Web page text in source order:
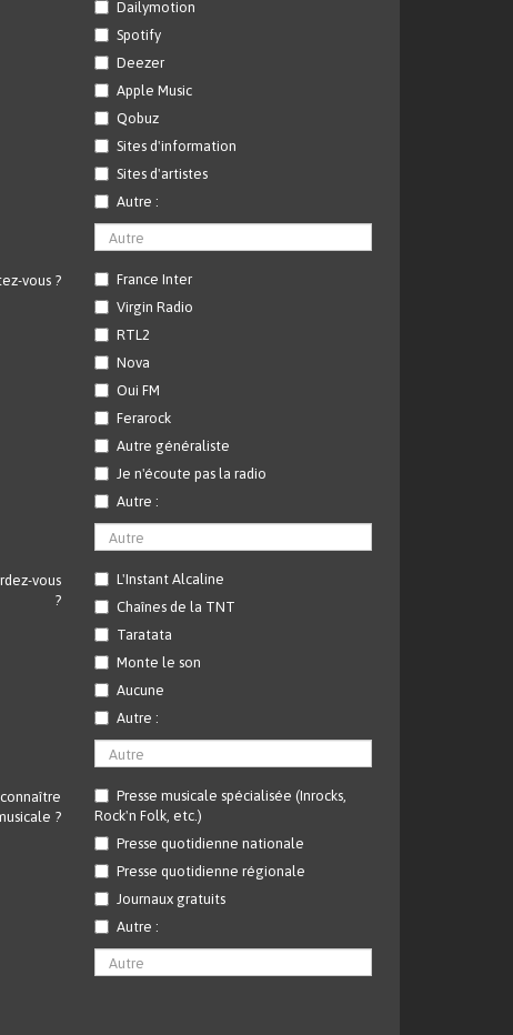
Dailymotion
Spotify
Deezer
Apple Music
Qobuz
Sites d'information
Sites d'artistes
Autre :
vous ?
France Inter
Virgin Radio
RTL2
Nova
Oui FM
Ferarock
Autre généraliste
Je n'écoute pas la radio
Autre :
vous
?
L'Instant Alcaline
Chaînes de la TNT
Taratata
Monte le son
Aucune
Autre :
?
Presse musicale spécialisée (Inrocks,
Rock'n Folk, etc.)
Presse quotidienne nationale
Presse quotidienne régionale
Journaux gratuits
Autre :